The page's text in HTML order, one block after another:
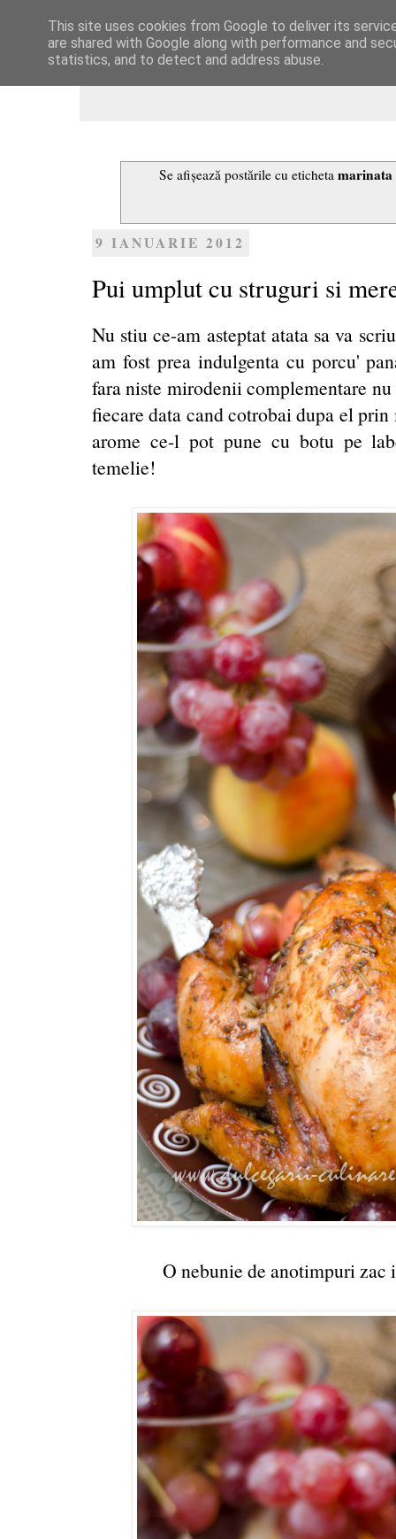
Dulcegarii culinare
Se afișează postările cu eticheta
9 IANUARIE 2012
Pui umplut cu struguri si
Nu stiu ce-am asteptat atata sa va
am fost prea indulgenta cu porcu'
fara niste mirodenii complementare
fiecare data cand cotrobai dupa el
arome ce-l pot pune cu botu pe
temelie!
O nebunie de anotimpuri
This site uses cookies from Google to deliver its
are shared with Google along with performance and
statistics, and to detect and address abuse.